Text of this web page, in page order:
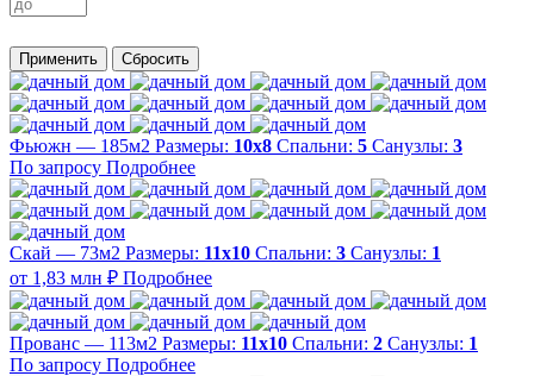
Применить Сбросить
Фьюжн — 185м2 Размеры: 10х8 Спальни: 5 Санузлы: 3
По запросу Подробнее
Скай — 73м2 Размеры: 11х10 Спальни: 3 Санузлы: 1
от 1,83 млн ₽ Подробнее
Прованс — 113м2 Размеры: 11х10 Спальни: 2 Санузлы: 1
По запросу Подробнее